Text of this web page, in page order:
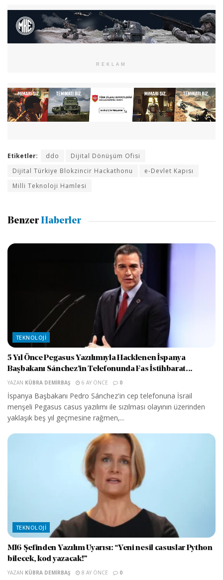
REKLAM
Etiketler: ddo
Dijital Dönüşüm Ofisi
Dijital Türkiye Blokzincir Hackathonu
e-Devlet Kapısı
Milli Teknoloji Hamlesi
Benzer Haberler
TEKNOLOJI
5 Yıl Önce Pegasus Yazılımıyla Hacklenen İspanya
Başbakanı Sánchez’in Telefonunda Fas İstihbarat...
YAZAN KÜBRA DEMIRBAŞ 6 AY ÖNCE 0
İspanya Başbakanı Pedro Sánchez'in cep telefonuna İsrail
menşeli Pegasus casus yazılımı ile sızılması olayının üzerinden
yaklaşık beş yıl geçmesine rağmen,...
TEKNOLOJI
MI6 Şefinden Yazılım Uyarısı: “Yeni nesil casuslar Python
bilecek, kod yazacak!”
YAZAN KÜBRA DEMIRBAŞ 8 AY ÖNCE 0